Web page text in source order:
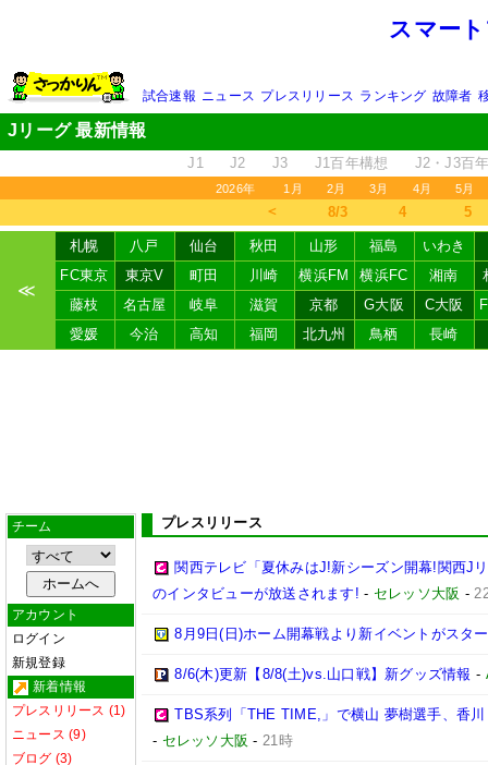
スマー
試合速報 ニュース プレスリリース ランキング 故障者
Jリーグ 最新情報
J1 J2 J3 J1百年構想 J2・J3百
2026年 1月 2月 3月 4月 5月
＜ 8/3 4 5
≪
札幌 八戸 仙台 秋田 山形 福島
いわき
FC東京
東京V 町田 川崎 横浜FM 横浜FC 湘南
藤枝
名古屋 岐阜 滋賀 京都 G大阪 C大阪
愛媛
今治 高知 福岡 北九州 鳥栖 長崎
チーム
アカウント
ログイン
新規登録
新着情報
プレスリリース (1)
ニュース (9)
ブログ (3)
プレスリリース
関西テレビ「夏休みはJ!新シーズン開幕!関西J
のインタビューが放送されます! - セレッソ大阪 -
8月9日(日)ホーム開幕戦より新イベントがスタ
8/6(木)更新【8/8(土)vs.山口戦】新グッズ情報 -
TBS系列「THE TIME,」で横山 夢樹選手、香
- セレッソ大阪 - 21時